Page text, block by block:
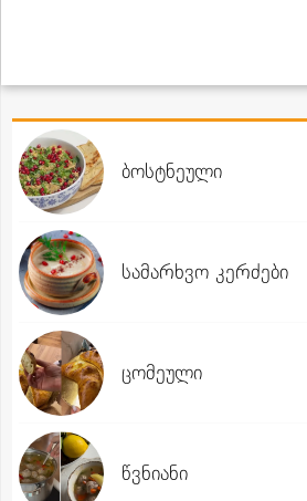
ბოსტნეული
სამარხვო კერძები
ცომეული
წვნიანი